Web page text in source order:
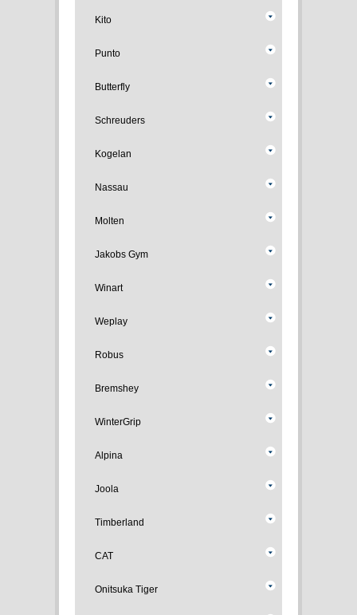
Kito
Punto
Butterfly
Schreuders
Kogelan
Nassau
Molten
Jakobs Gym
Winart
Weplay
Robus
Bremshey
WinterGrip
Alpina
Joola
Timberland
CAT
Onitsuka Tiger